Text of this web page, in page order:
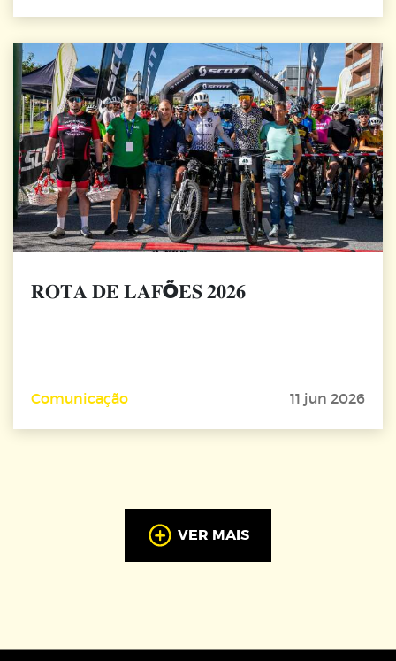
𝐑𝐎𝐓𝐀 𝐃𝐄 𝐋𝐀𝐅Õ𝐄𝐒 𝟐𝟎𝟐𝟔
Comunicação 11 jun 2026
VER MAIS